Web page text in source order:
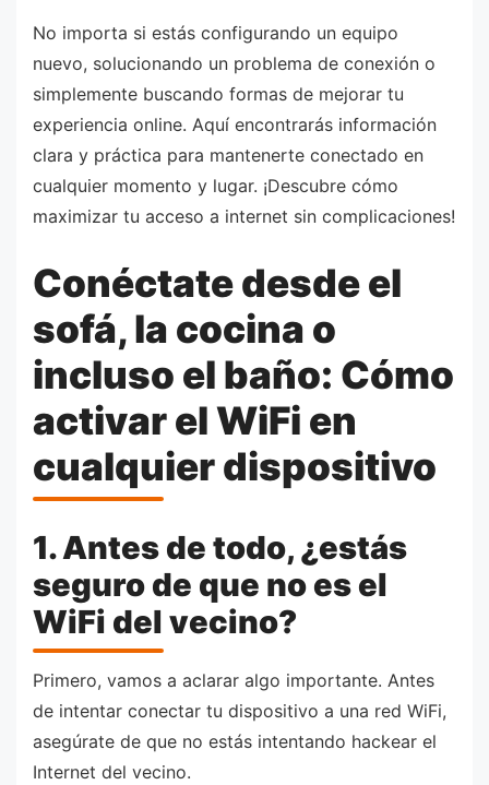
No importa si estás configurando un equipo
nuevo, solucionando un problema de conexión o
simplemente buscando formas de mejorar tu
experiencia online. Aquí encontrarás información
clara y práctica para mantenerte conectado en
cualquier momento y lugar. ¡Descubre cómo
maximizar tu acceso a internet sin complicaciones!
Conéctate desde el
sofá, la cocina o
incluso el baño: Cómo
activar el WiFi en
cualquier dispositivo
1. Antes de todo, ¿estás
seguro de que no es el
WiFi del vecino?
Primero, vamos a aclarar algo importante. Antes
de intentar conectar tu dispositivo a una red WiFi,
asegúrate de que no estás intentando hackear el
Internet del vecino.